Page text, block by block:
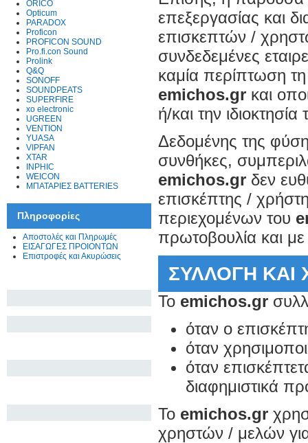
επεξεργασίας και
επισκεπτών /
συνδεδεμένες
καμία περίπτωση
emichos.gr και
ή/και την ιδιοκτησία
Δεδομένης της
συνθήκες,
emichos.gr δεν
επισκέπτης /
περιεχομένων του
πρωτοβουλία και
ΣΥΛΛΟΓΗ
Το emichos.gr
όταν ο
όταν
όταν
διαφημιστικά
Το emichos.gr
χρηστών / μελών
ORICO
Opticum
PARADOX
Proficon
PROFICON SOUND
Pro.fi.con Sound
Prolink
Q&Q
SONOFF
SOUNDPEATS
SUPERFIRE
xo electronic
UGREEN
VENTION
YUASA
VIPFAN
XTAR
INPHIC
WEICON
ΜΠΑΤΑΡΙΕΣ BATTERIES
Πληροφορίες
Αποστολές και Πληρωμές
ΕΙΣΑΓΩΓΕΣ ΠΡΟΙΟΝΤΩΝ
Επιστροφές και Ακυρώσεις